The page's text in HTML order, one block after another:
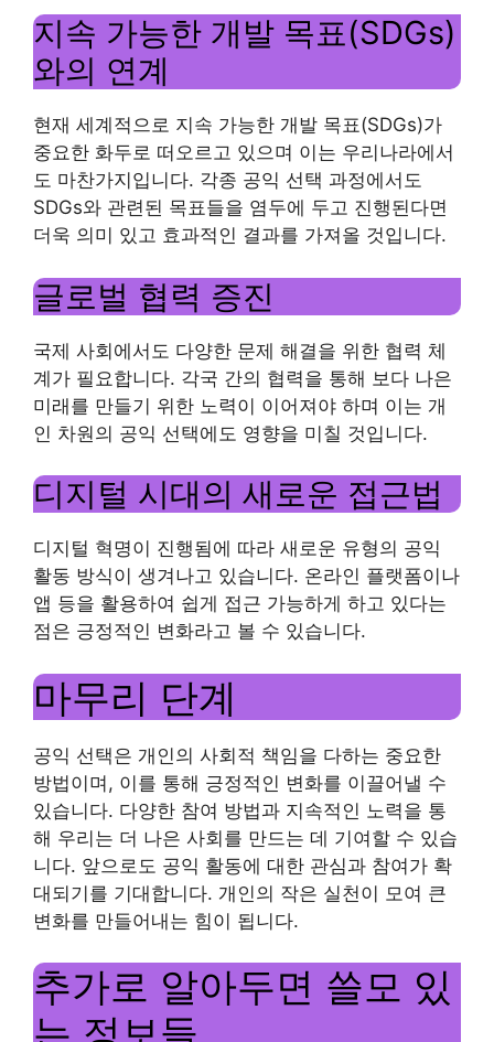
지속 가능한 개발 목표(SDGs)
와의 연계
현재 세계적으로 지속 가능한 개발 목표(SDGs)가
중요한 화두로 떠오르고 있으며 이는 우리나라에서
도 마찬가지입니다. 각종 공익 선택 과정에서도
SDGs와 관련된 목표들을 염두에 두고 진행된다면
더욱 의미 있고 효과적인 결과를 가져올 것입니다.
글로벌 협력 증진
국제 사회에서도 다양한 문제 해결을 위한 협력 체
계가 필요합니다. 각국 간의 협력을 통해 보다 나은
미래를 만들기 위한 노력이 이어져야 하며 이는 개
인 차원의 공익 선택에도 영향을 미칠 것입니다.
디지털 시대의 새로운 접근법
디지털 혁명이 진행됨에 따라 새로운 유형의 공익
활동 방식이 생겨나고 있습니다. 온라인 플랫폼이나
앱 등을 활용하여 쉽게 접근 가능하게 하고 있다는
점은 긍정적인 변화라고 볼 수 있습니다.
마무리 단계
공익 선택은 개인의 사회적 책임을 다하는 중요한
방법이며, 이를 통해 긍정적인 변화를 이끌어낼 수
있습니다. 다양한 참여 방법과 지속적인 노력을 통
해 우리는 더 나은 사회를 만드는 데 기여할 수 있습
니다. 앞으로도 공익 활동에 대한 관심과 참여가 확
대되기를 기대합니다. 개인의 작은 실천이 모여 큰
변화를 만들어내는 힘이 됩니다.
추가로 알아두면 쓸모 있
는 정보들